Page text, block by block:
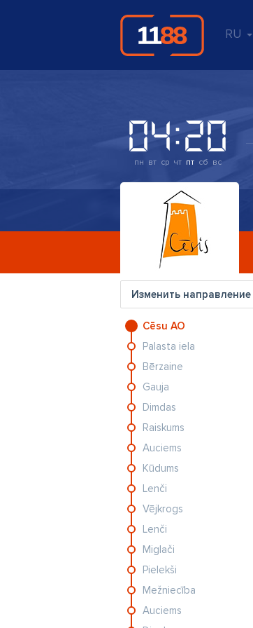
RU
пн вт ср чт пт сб вс
Изменить направление
Cēsu AO
Palasta iela
Bērzaine
Gauja
Dimdas
Raiskums
Auciems
Kūdums
Lenči
Vējkrogs
Lenči
Miglači
Pielekši
Mežniecība
Auciems